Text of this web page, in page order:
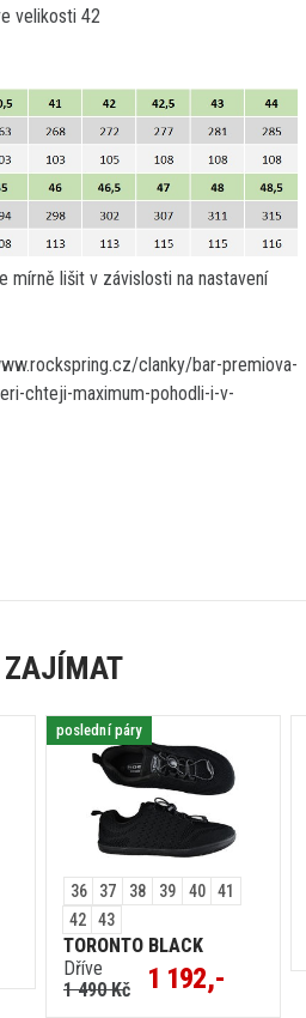
velikosti 42
mírně lišit v závislosti na nastavení
clanky/bar-premiova-
chteji-maximum-pohodli-i-v-
ZAJÍMAT
poslední páry
36 37 38 39 40
41
42
43
TORONTO BLACK
Dříve
1 490 Kč
1 192,-